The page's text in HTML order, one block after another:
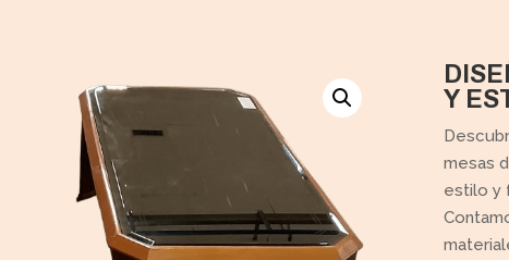
Y
mesas
estilo y